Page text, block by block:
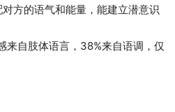
方的语气和能量，能建立潜意识
自肢体语言，38%来自语调，仅